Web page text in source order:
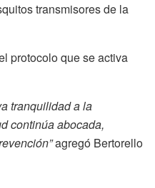
transmisores de la
protocolo que se activa
tranquilidad a la
continúa abocada,
agregó Bertorello